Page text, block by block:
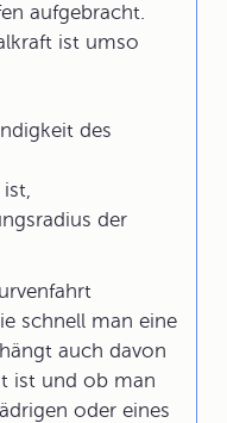
aufgebracht.
ist umso
des
der
schnell man eine
auch davon
ist und ob man
oder eines